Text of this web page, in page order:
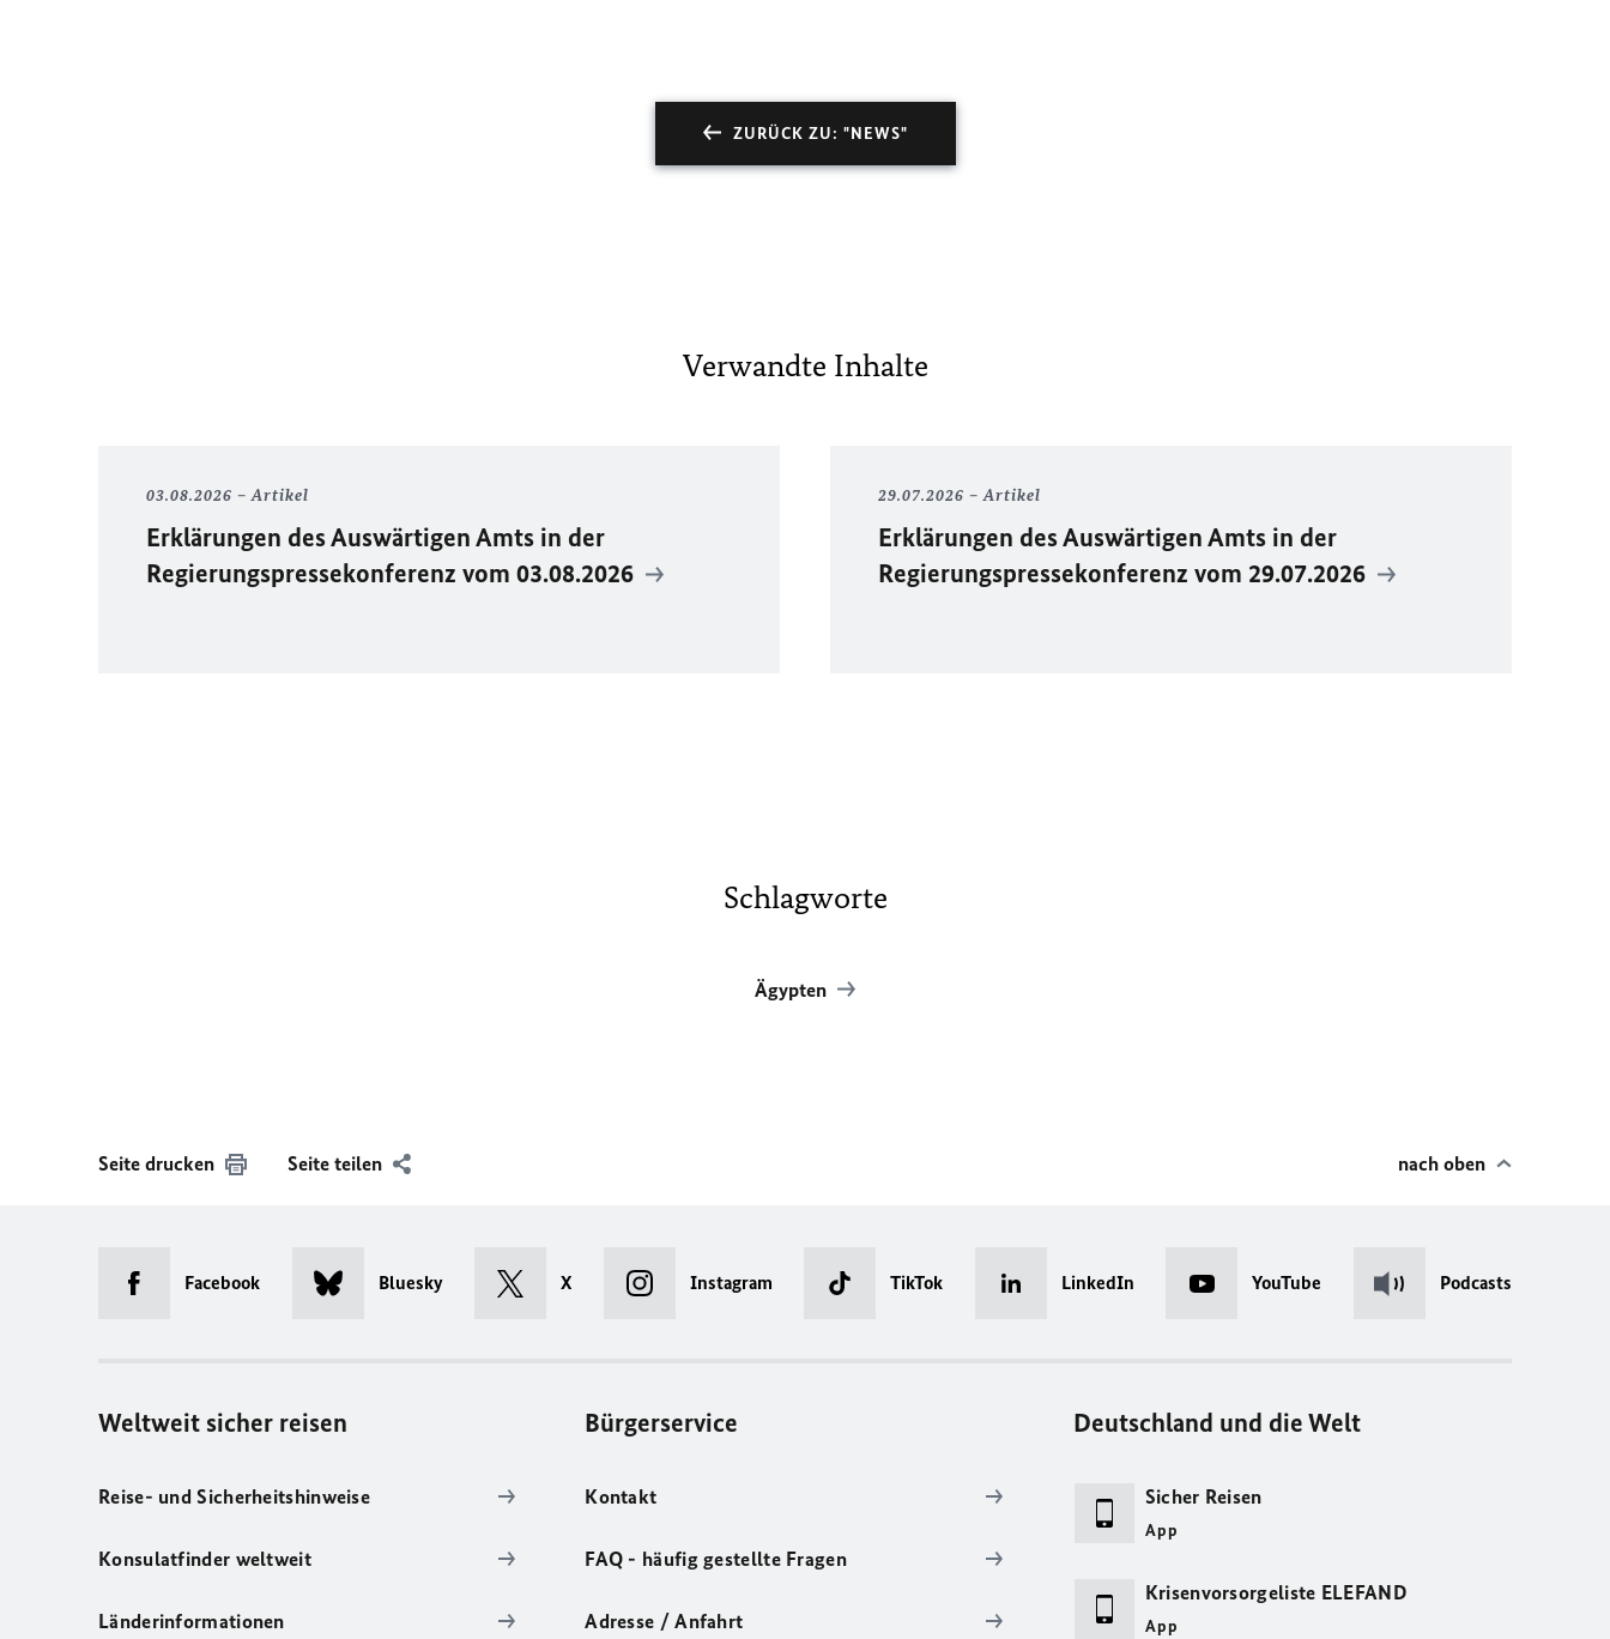
ZURÜCK ZU: "NEWS"
Verwandte Inhalte
03.08.2026 Artikel
Erklärungen des Auswärtigen Amts in der
Regierungspressekonferenz vom 03.08.2026
29.07.2026 Artikel
Erklärungen des Auswärtigen Amts in der
Regierungspressekonferenz vom 29.07.2026
Schlagworte
Ägypten
Seite drucken Seite teilen nach oben
Facebook Bluesky X Instagram TikTok LinkedIn YouTube Podcasts
Weltweit sicher reisen
Reise- und Sicherheitshinweise
Konsulatfinder weltweit
Länderinformationen
Bürgerservice
Kontakt
FAQ - häufig gestellte Fragen
Adresse / Anfahrt
Deutschland und die Welt
Sicher Reisen
App
Krisenvorsorgeliste ELEFAND
App